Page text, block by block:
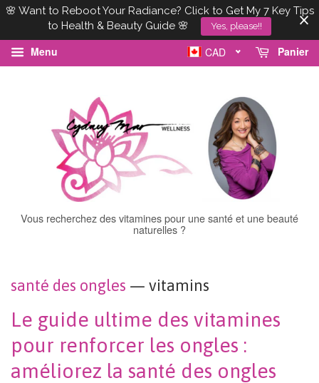
🌸 Want to Reboot Your Radiance? Click to Get My 7 Key Tips
to Health & Beauty Guide 🌸
Yes, please!!
Menu Panier
CAD
Vous recherchez des vitamines pour une santé et une beauté
naturelles ?
santé des ongles — vitamins
Le guide ultime des vitamines
pour renforcer les ongles :
améliorez la santé des ongles